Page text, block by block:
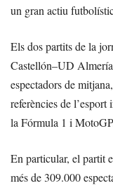
un gran actiu
Els dos partits de la
Castellón–UD
espectadors de
referències de
la Fórmula 1 i
En particular, el partit
més de 309.000